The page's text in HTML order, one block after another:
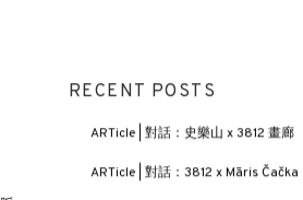
RECENT POSTS
ARTicle | 對話：史樂山 x 3812 畫廊
ARTicle | 對話：3812 x Māris Čačka